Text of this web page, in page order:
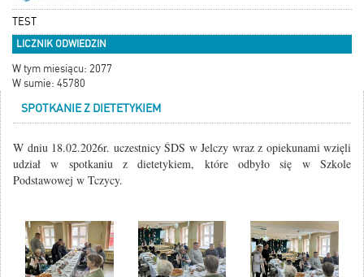
TEST
LICZNIK ODWIEDZIN
W tym miesiącu: 2077
W sumie: 45780
SPOTKANIE Z DIETETYKIEM
W dniu 18.02.2026r. uczestnicy ŚDS w Jelczy wraz z opiekunami wzięli
udział w spotkaniu z dietetykiem, które odbyło się w Szkole
Podstawowej w Tczycy.